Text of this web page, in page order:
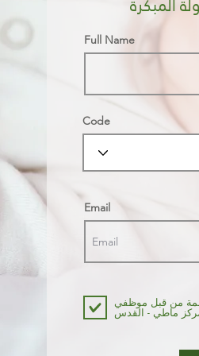
Full Name
Code
Email
من قبل موظفي
ماطي - القدس